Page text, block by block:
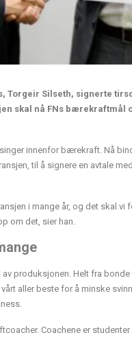
Silseth, signerte
skal nå FNs bærekraftmål
innenfor bærekraft. Nå
til å signere en avtale
i mange år, og det skal vi
om det, sier han.
produksjonen. Helt fra
aller beste for å minske
Coachene er